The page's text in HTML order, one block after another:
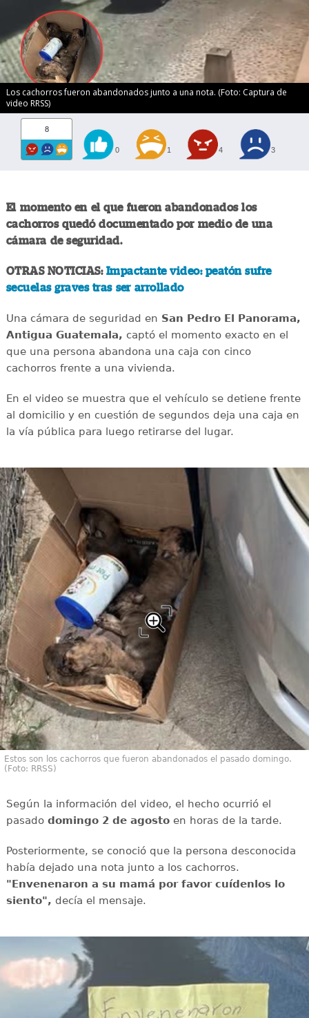
Los cachorros fueron abandonados junto a una nota. (Foto: Captura de
video RRSS)
8
0 1 4 3
El momento en el que fueron abandonados los
cachorros quedó documentado por medio de una
cámara de seguridad.
OTRAS NOTICIAS: Impactante video: peatón sufre
secuelas graves tras ser arrollado
Una cámara de seguridad en San Pedro El Panorama,
Antigua Guatemala, captó el momento exacto en el
que una persona abandona una caja con cinco
cachorros frente a una vivienda.
En el video se muestra que el vehículo se detiene frente
al domicilio y en cuestión de segundos deja una caja en
la vía pública para luego retirarse del lugar.
Estos son los cachorros que fueron abandonados el pasado domingo.
(Foto: RRSS)
Según la información del video, el hecho ocurrió el
pasado domingo 2 de agostoen horas de la tarde.
Posteriormente, se conoció que la persona desconocida
había dejado una nota junto a los cachorros.
"Envenenaron a su mamá por favor cuídenlos lo
siento", decía el mensaje.